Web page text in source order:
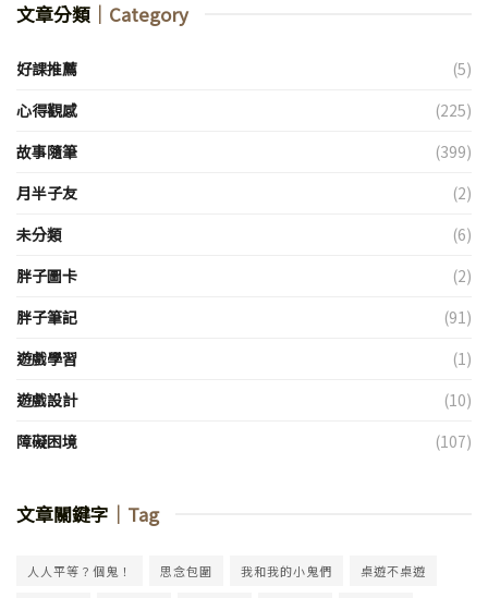
文章分類 ｜Category
好課推薦
(5)
心得觀感
(225)
故事隨筆
(399)
月半子友
(2)
未分類
(6)
胖子圖卡
(2)
胖子筆記
(91)
遊戲學習
(1)
遊戲設計
(10)
障礙困境
(107)
文章關鍵字 ｜Tag
人人平等？個鬼！ 思念包圍 我和我的小鬼們 桌遊不桌遊